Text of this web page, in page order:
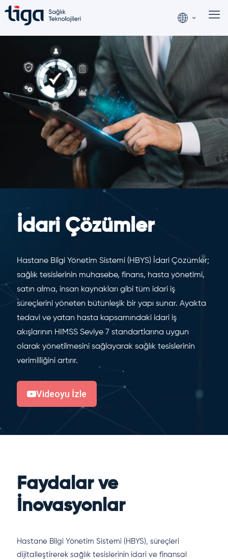
İdari Çözümler
Hastane Bilgi Yönetim Sistemi (HBYS) İdari Çözümler;
sağlık tesislerinin muhasebe, finans, hasta yönetimi,
satın alma, insan kaynakları gibi tüm idari iş
süreçlerini yöneten bütünleşik bir yapı sunar. Ayakta
tedavi ve yatan hasta kapsamındaki idari iş
akışlarının HIMSS Seviye 7 standartlarına uygun
olarak yönetilmesini sağlayarak sağlık tesislerinin
verimliliğini artırır.
Videoyu İzle
Faydalar ve
İnovasyonlar
Hastane Bilgi Yönetim Sistemi (HBYS), süreçleri
dijitalleştirerek sağlık tesislerinin idari ve finansal